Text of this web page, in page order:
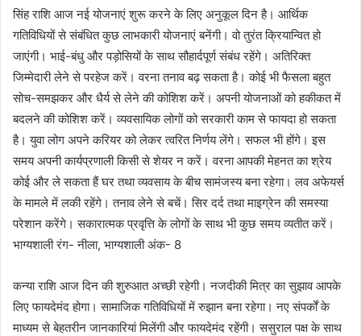
सिंह राशि आज नई योजनाएं शुरू करने के लिए अनुकूल दिन है। आर्थिक
गतिविधियों से संबंधित कुछ लाभकारी योजनाएं बनेंगी। वो तुरंत क्रियान्वित हो
जाएंगी। भाई-बंधु और पड़ोसियों के साथ सौहार्दपूर्ण संबंध रहेंगे। अतिरिक्त
जिम्मेदारी लेने से परहेज करें। वरना तनाव बढ़ सकता है। कोई भी फैसला बहुत
सोच-समझकर और धैर्य से लेने की कोशिश करें। अपनी योजनाओं को हकीकत में
बदलने की कोशिश करें। व्यवसायिक लोगों को सरकारी काम से फायदा हो सकता
है। युवा लोग अपने करियर को लेकर त्वरित निर्णय लेंगे। सफल भी होंगे। इस
समय अपनी कार्यप्रणाली किसी से शेयर न करें। वरना आपकी मेहनत का श्रेय
कोई और ले सकता हैं घर तथा व्यवसाय के बीच सामंजस्य बना रहेगा। लव अफेयर्स
के मामले में लकी रहेंगे। तनाव लेने से बचें। सिर दर्द तथा माइग्रेन की समस्या
परेशान करेंगे। सकारात्मक प्रवृत्ति के लोगों के साथ भी कुछ समय व्यतीत करें।
भाग्यशाली रंग- नीला, भाग्यशाली अंक- 8
कन्या राशि आज दिन की शुरुआत अच्छी रहेगी। नजदीकी मित्र का सुझाव आपके
लिए फायदेमंद होगा। सामाजिक गतिविधियों में रुझान बना रहेगा। नए संपर्कों के
माध्यम से बेहतरीन जानकारियां मिलेंगी और फायदेमंद रहेंगी। ससुराल पक्ष के साथ